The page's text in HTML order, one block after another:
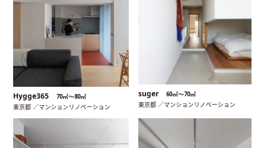
Hygge365 70㎡〜80㎡
東京都 ／マンションリノベーション
suger 60㎡〜70㎡
東京都 ／マンションリノベーション